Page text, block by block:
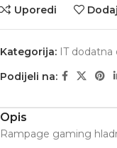
Uporedi
Kategorija: IT dodatna
Podijeli na:
Opis
Rampage gaming